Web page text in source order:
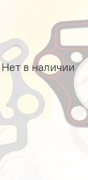
Нет в наличии